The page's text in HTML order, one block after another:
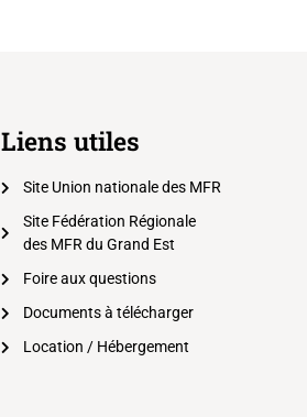
Liens utiles
Site Union nationale des MFR
Site Fédération Régionale
des MFR du Grand Est
Foire aux questions
Documents à télécharger
Location / Hébergement